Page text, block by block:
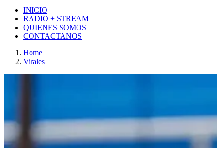
INICIO
RADIO + STREAM
QUIENES SOMOS
CONTACTANOS
Home
Virales